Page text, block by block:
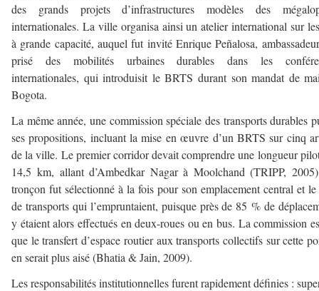
des grands projets d’infrastructures modèles des
internationales. La ville organisa ainsi un atelier international sur
à grande capacité, auquel fut invité Enrique Peñalosa,
prisé des mobilités urbaines durables dans les
internationales, qui introduisit le BRTS durant son mandat de
Bogota.
La même année, une commission spéciale des transports durables
ses propositions, incluant la mise en œuvre d’un BRTS sur cinq
de la ville. Le premier corridor devait comprendre une longueur
14,5 km, allant d’Ambedkar Nagar à Moolchand (TRIPP,
tronçon fut sélectionné à la fois pour son emplacement central et
de transports qui l’empruntaient, puisque près de 85 % de
y étaient alors effectués en deux-roues ou en bus. La commission
que le transfert d’espace routier aux transports collectifs sur cette
en serait plus aisé (Bhatia & Jain, 2009).
Les responsabilités institutionnelles furent rapidement définies :